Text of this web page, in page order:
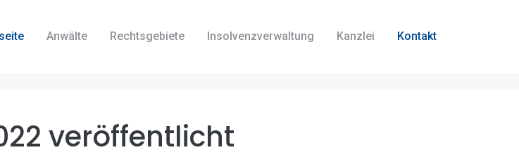
Anwälte Rechtsgebiete Insolvenzverwaltung Kanzlei Kontakt
veröffentlicht